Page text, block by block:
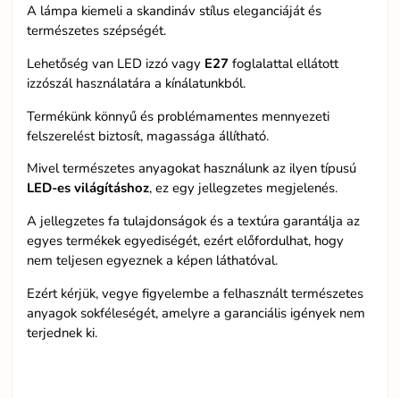
A lámpa kiemeli a skandináv stílus eleganciáját és
természetes szépségét.
Lehetőség van LED izzó vagy E27 foglalattal ellátott
izzószál használatára a kínálatunkból.
Termékünk könnyű és problémamentes mennyezeti
felszerelést biztosít, magassága állítható.
Mivel természetes anyagokat használunk az ilyen típusú
LED-es világításhoz, ez egy jellegzetes megjelenés.
A jellegzetes fa tulajdonságok és a textúra garantálja az
egyes termékek egyediségét, ezért előfordulhat, hogy
nem teljesen egyeznek a képen láthatóval.
Ezért kérjük, vegye figyelembe a felhasznált természetes
anyagok sokféleségét, amelyre a garanciális igények nem
terjednek ki.